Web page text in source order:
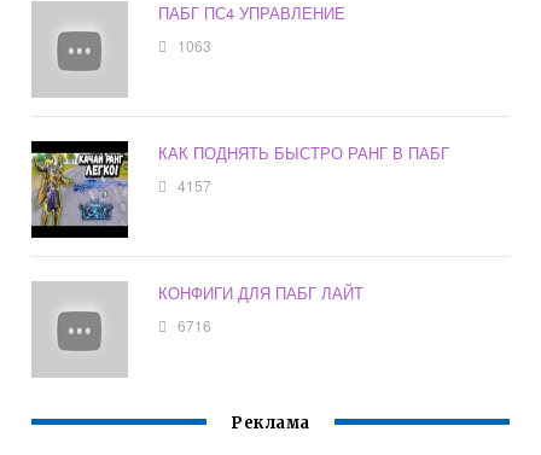
ПАБГ ПС4 УПРАВЛЕНИЕ
1063
КАК ПОДНЯТЬ БЫСТРО РАНГ В ПАБГ
4157
КОНФИГИ ДЛЯ ПАБГ ЛАЙТ
6716
Реклама